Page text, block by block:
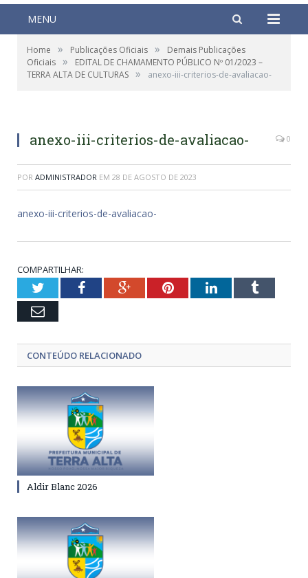
MENU
Home » Publicações Oficiais »
Demais Publicações
Oficiais »
EDITAL DE CHAMAMENTO PÚBLICO Nº 01/2023 –
TERRA ALTA DE CULTURAS » anexo-iii-criterios-de-avaliacao-
anexo-iii-criterios-de-avaliacao- 0
POR ADMINISTRADOR EM 28 DE AGOSTO DE 2023
anexo-iii-criterios-de-avaliacao-
COMPARTILHAR:
TwitterFacebookGoogle+PinterestLinkedInTumblr
Email
CONTEÚDO RELACIONADO
Aldir Blanc 2026